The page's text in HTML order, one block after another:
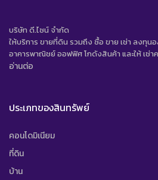
บริษัท ดี.ไซน์ จํากัด
ให้บริการ ขายที่ดิน รวมถึง ซื้อ ขาย เช่า ลงทุน
อาคารพาณิชย์ ออฟฟิศ โกดังสินค้า และให้ เช่า
อ่านต่อ
ประเภทของสินทรัพย์
คอนโดมิเนียม
ที่ดิน
บ้าน